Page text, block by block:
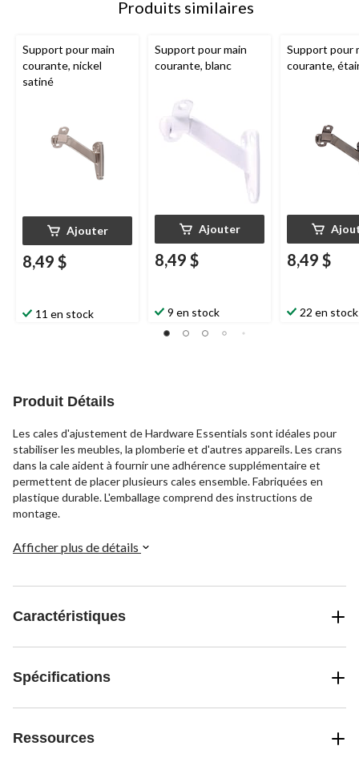
Produits similaires
Support pour main
courante, nickel
satiné
Ajouter
8,49 $
11 en stock
Support pour main
courante, blanc
Ajouter
8,49 $
9 en stock
Support pour
courante,
8,49 $
22 en stock
Produit Détails
Les cales d'ajustement de Hardware Essentials sont idéales pour
stabiliser les meubles, la plomberie et d'autres appareils. Les crans
dans la cale aident à fournir une adhérence supplémentaire et
permettent de placer plusieurs cales ensemble. Fabriquées en
plastique durable. L'emballage comprend des instructions de
montage.
Afficher plus de détails
Caractéristiques
Spécifications
Ressources